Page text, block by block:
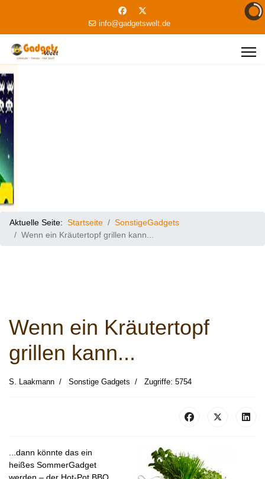
info@gadgetswelt.de
Aktuelle Seite: Startseite
SonstigeGadgets
Wenn ein Kräutertopf grillen kann...
Wenn ein Kräutertopf
grillen kann...
S. Laakmann Sonstige Gadgets Zugriffe: 5754
...dann könnte das ein
heißes SommerGadget